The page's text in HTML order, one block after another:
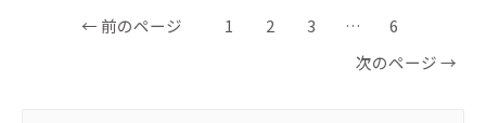
← 前のページ 1 2 3 …
6
次のページ→